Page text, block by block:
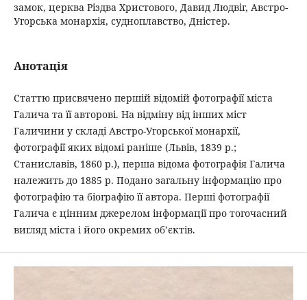
замок, церква Різдва Христового, Давид Людвіг, Австро-
Угорська монархія, судноплавство, Дністер.
Анотація
Статтю присвячено першій відомій фотографії міста
Галича та її авторові. На відміну від інших міст
Галичини у складі Австро-Угорської монархії,
фотографії яких відомі раніше (Львів, 1839 р.;
Станиславів, 1860 р.), перша відома фотографія Галича
належить до 1885 р. Подано загальну інформацію про
фотографію та біографію її автора. Перші фотографії
Галича є цінним джерелом інформації про тогочасний
вигляд міста і його окремих об’єктів.